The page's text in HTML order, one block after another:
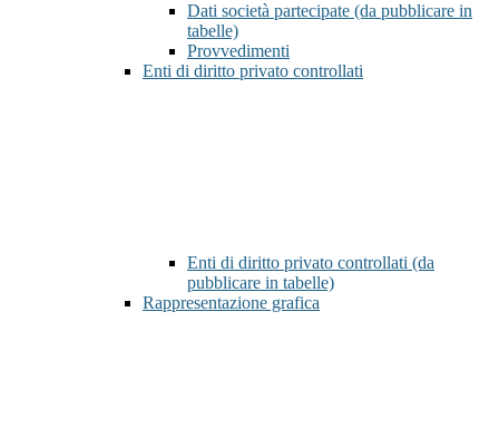
Dati società partecipate (da pubblicare in
tabelle)
Provvedimenti
Enti di diritto privato controllati
Enti di diritto privato controllati (da
pubblicare in tabelle)
Rappresentazione grafica